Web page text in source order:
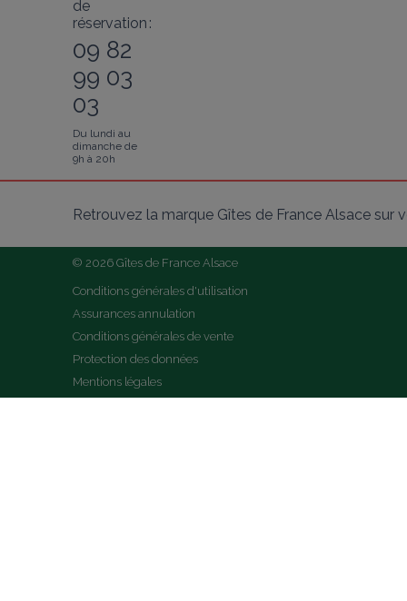
de
réservation :
09 82
99 03
03
Du lundi au
dimanche de
9h à 20h
Retrouvez la marque Gîtes de France Alsace sur
© 2026 Gîtes de France Alsace
Conditions générales d'utilisation
Assurances annulation
Conditions générales de vente
Protection des données
Mentions légales